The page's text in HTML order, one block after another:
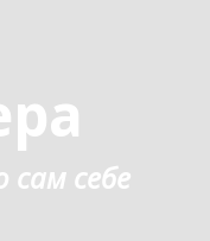
сам себе